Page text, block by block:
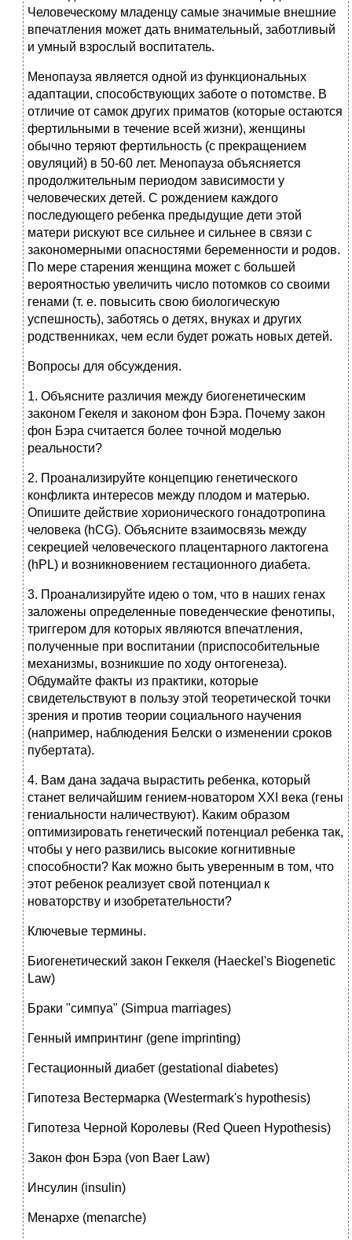
Человеческому младенцу самые значимые внешние
впечатления может дать внимательный, заботливый
и умный взрослый воспитатель.
Менопауза является одной из функциональных
адаптации, способствующих заботе о потомстве. В
отличие от самок других приматов (которые остаются
фертильными в течение всей жизни), женщины
обычно теряют фертильность (с прекращением
овуляций) в 50-60 лет. Менопауза объясняется
продолжительным периодом зависимости у
человеческих детей. С рождением каждого
последующего ребенка предыдущие дети этой
матери рискуют все сильнее и сильнее в связи с
закономерными опасностями беременности и родов.
По мере старения женщина может с большей
вероятностью увеличить число потомков со своими
генами (т. е. повысить свою биологическую
успешность), заботясь о детях, внуках и других
родственниках, чем если будет рожать новых детей.
Вопросы для обсуждения.
1. Объясните различия между биогенетическим
законом Гекеля и законом фон Бэра. Почему закон
фон Бэра считается более точной моделью
реальности?
2. Проанализируйте концепцию генетического
конфликта интересов между плодом и матерью.
Опишите действие хорионического гонадотропина
человека (hCG). Объясните взаимосвязь между
секрецией человеческого плацентарного лактогена
(hPL) и возникновением гестационного диабета.
3. Проанализируйте идею о том, что в наших генах
заложены определенные поведенческие фенотипы,
триггером для которых являются впечатления,
полученные при воспитании (приспособительные
механизмы, возникшие по ходу онтогенеза).
Обдумайте факты из практики, которые
свидетельствуют в пользу этой теоретической точки
зрения и против теории социального научения
(например, наблюдения Белски о изменении сроков
пубертата).
4. Вам дана задача вырастить ребенка, который
станет величайшим гением-новатором XXI века (гены
гениальности наличествуют). Каким образом
оптимизировать генетический потенциал ребенка так,
чтобы у него развились высокие когнитивные
способности? Как можно быть уверенным в том, что
этот ребенок реализует свой потенциал к
новаторству и изобретательности?
Ключевые термины.
Биогенетический закон Геккеля (Haeckel's Biogenetic
Law)
Браки "симпуа" (Simpua marriages)
Генный импринтинг (gene imprinting)
Гестационный диабет (gestational diabetes)
Гипотеза Вестермарка (Westermark's hypothesis)
Гипотеза Черной Королевы (Red Queen Hypothesis)
Закон фон Бэра (von Baer Law)
Инсулин (insulin)
Менархе (menarche)